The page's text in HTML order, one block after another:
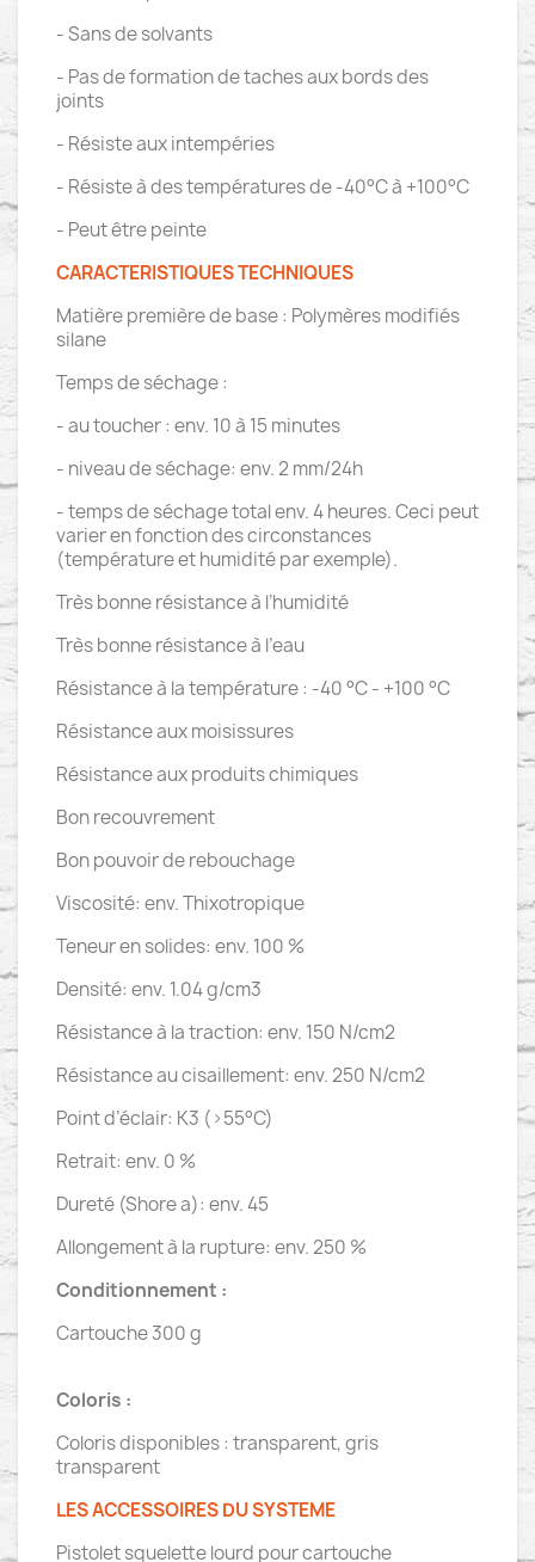
- Sans de solvants
- Pas de formation de taches aux bords des
joints
- Résiste aux intempéries
- Résiste à des températures de -40°C à +100°C
- Peut être peinte
CARACTERISTIQUES TECHNIQUES
Matière première de base : Polymères modifiés
silane
Temps de séchage :
- au toucher : env. 10 à 15 minutes
- niveau de séchage: env. 2 mm/24h
- temps de séchage total env. 4 heures. Ceci peut
varier en fonction des circonstances
(température et humidité par exemple).
Très bonne résistance à l’humidité
Très bonne résistance à l’eau
Résistance à la température : -40 °C - +100 °C
Résistance aux moisissures
Résistance aux produits chimiques
Bon recouvrement
Bon pouvoir de rebouchage
Viscosité: env. Thixotropique
Teneur en solides: env. 100 %
Densité: env. 1.04 g/cm3
Résistance à la traction: env. 150 N/cm2
Résistance au cisaillement: env. 250 N/cm2
Point d’éclair: K3 (>55°C)
Retrait: env. 0 %
Dureté (Shore a): env. 45
Allongement à la rupture: env. 250 %
Conditionnement :
Cartouche 300 g
Coloris :
Coloris disponibles : transparent, gris
transparent
LES ACCESSOIRES DU SYSTEME
Pistolet squelette lourd pour cartouche